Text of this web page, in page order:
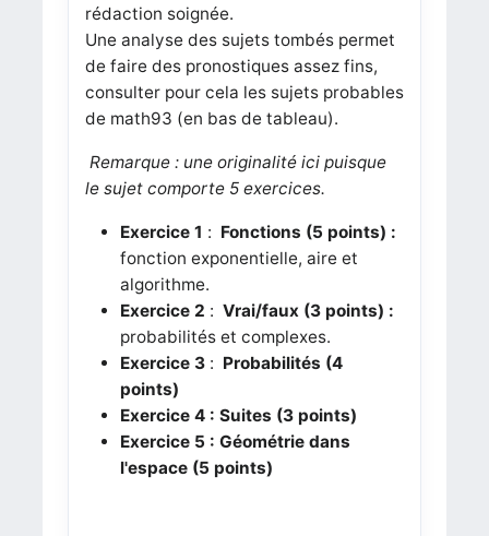
rédaction soignée.
Une analyse des sujets tombés permet
de faire des pronostiques assez fins,
consulter pour cela les sujets probables
de math93 (en bas de tableau).
Remarque : une originalité ici puisque
le sujet comporte 5 exercices.
Exercice 1 : Fonctions (5 points) :
fonction exponentielle, aire et
algorithme.
Exercice 2 : Vrai/faux (3 points) :
probabilités et complexes.
Exercice 3: Probabilités (4
points)
Exercice 4 : Suites (3 points)
Exercice 5 : Géométrie dans
l'espace (5 points)